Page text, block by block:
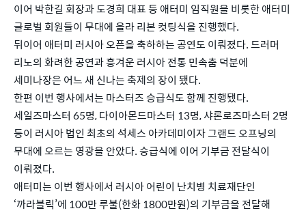
이어 박한길 회장과 도경희 대표 등 애터미 임직원을 비롯한 애터미
글로벌 회원들이 무대에 올라 리본 컷팅식을 진행했다.
뒤이어 애터미 러시아 오픈을 축하하는 공연도 이뤄졌다. 드러머
리노의 화려한 공연과 흥겨운 러시아 전통 민속춤 덕분에
세미나장은 어느 새 신나는 축제의 장이 됐다.
한편 이번 행사에서는 마스터즈 승급식도 함께 진행됐다.
세일즈마스터 65명, 다이아몬드마스터 13명, 샤론로즈마스터 2명
등이 러시아 법인 최초의 석세스 아카데미이자 그랜드 오프닝의
무대에 오르는 영광을 안았다. 승급식에 이어 기부금 전달식이
이뤄졌다.
애터미는 이번 행사에서 러시아 어린이 난치병 치료재단인
‘까라블릭’에 100만 루불(한화 1800만원)의 기부금을 전달해